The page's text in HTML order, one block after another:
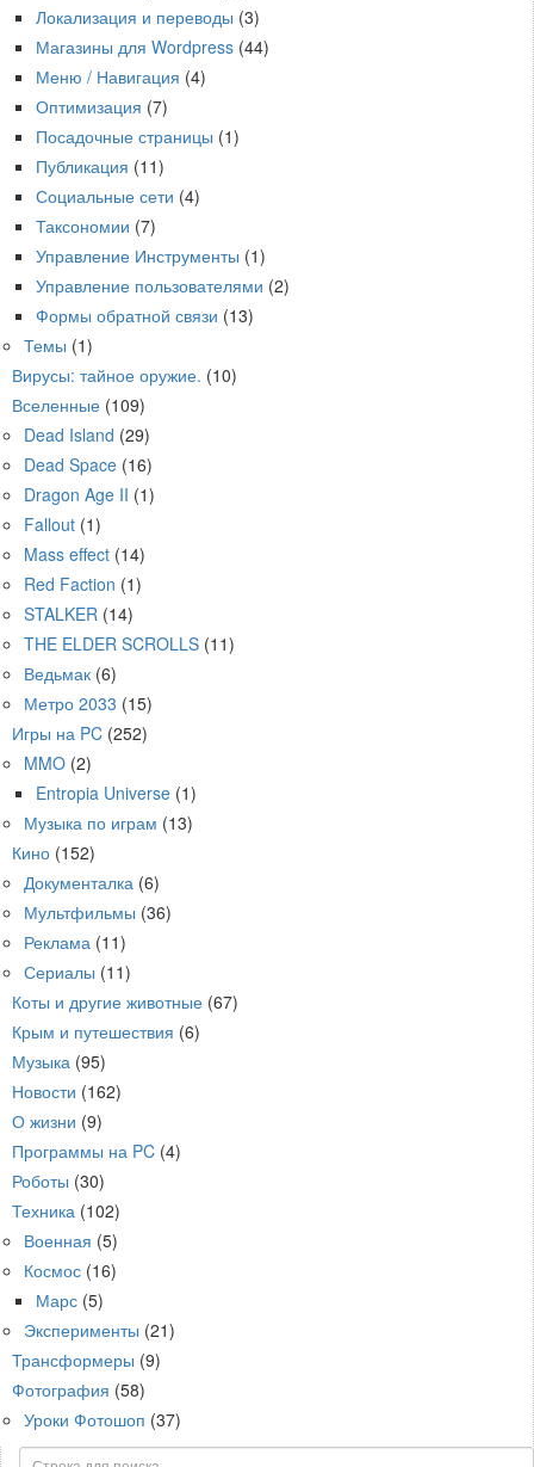
Локализация и переводы (3)
Магазины для Wordpress (44)
Меню / Навигация (4)
Оптимизация (7)
Посадочные страницы (1)
Публикация (11)
Социальные сети (4)
Таксономии (7)
Управление Инструменты (1)
Управление пользователями (2)
Формы обратной связи (13)
Темы (1)
Вирусы: тайное оружие. (10)
Вселенные (109)
Dead Island (29)
Dead Space (16)
Dragon Age II (1)
Fallout (1)
Mass effect (14)
Red Faction (1)
STALKER (14)
THE ELDER SCROLLS (11)
Ведьмак (6)
Метро 2033 (15)
Игры на PC (252)
MMO (2)
Entropia Universe (1)
Музыка по играм (13)
Кино (152)
Документалка (6)
Мультфильмы (36)
Реклама (11)
Сериалы (11)
Коты и другие животные (67)
Крым и путешествия (6)
Музыка (95)
Новости (162)
О жизни (9)
Программы на PC (4)
Роботы (30)
Техника (102)
Военная (5)
Космос (16)
Марс (5)
Эксперименты (21)
Трансформеры (9)
Фотография (58)
Уроки Фотошоп (37)
Поиск